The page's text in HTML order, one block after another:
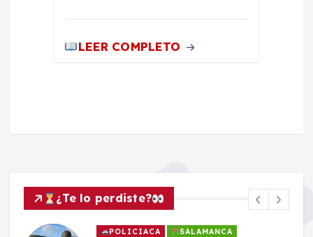
LEER COMPLETO
¿Te lo perdiste?
POLICIACA SALAMANCA